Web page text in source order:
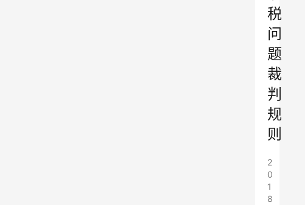
税
问
题
裁
判
规
则
2
0
1
8